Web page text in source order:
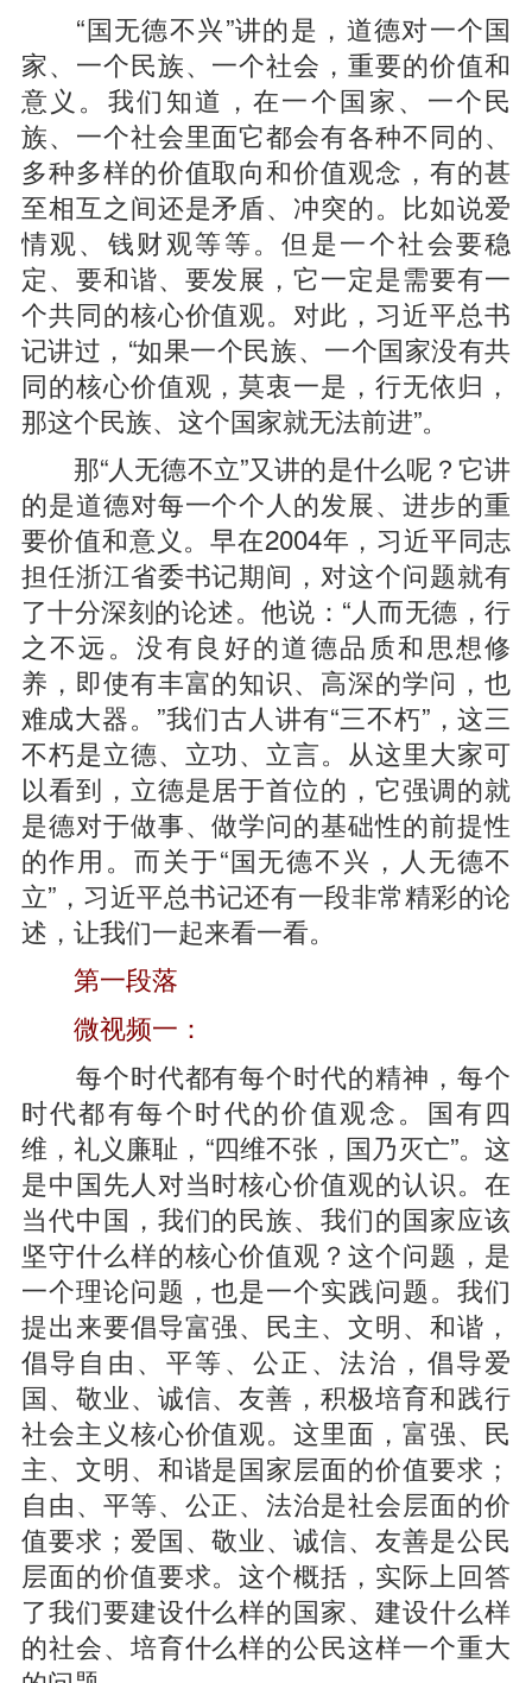
“国无德不兴”讲的是，道德对一个国
家、一个民族、一个社会，重要的价值和
意义。我们知道，在一个国家、一个民
族、一个社会里面它都会有各种不同的、
多种多样的价值取向和价值观念，有的甚
至相互之间还是矛盾、冲突的。比如说爱
情观、钱财观等等。但是一个社会要稳
定、要和谐、要发展，它一定是需要有一
个共同的核心价值观。对此，习近平总书
记讲过，“如果一个民族、一个国家没有共
同的核心价值观，莫衷一是，行无依归，
那这个民族、这个国家就无法前进”。
那“人无德不立”又讲的是什么呢？它讲
的是道德对每一个个人的发展、进步的重
要价值和意义。早在2004年，习近平同志
担任浙江省委书记期间，对这个问题就有
了十分深刻的论述。他说：“人而无德，行
之不远。没有良好的道德品质和思想修
养，即使有丰富的知识、高深的学问，也
难成大器。”我们古人讲有“三不朽”，这三
不朽是立德、立功、立言。从这里大家可
以看到，立德是居于首位的，它强调的就
是德对于做事、做学问的基础性的前提性
的作用。而关于“国无德不兴，人无德不
立”，习近平总书记还有一段非常精彩的论
述，让我们一起来看一看。
第一段落
微视频一：
每个时代都有每个时代的精神，每个
时代都有每个时代的价值观念。国有四
维，礼义廉耻，“四维不张，国乃灭亡”。这
是中国先人对当时核心价值观的认识。在
当代中国，我们的民族、我们的国家应该
坚守什么样的核心价值观？这个问题，是
一个理论问题，也是一个实践问题。我们
提出来要倡导富强、民主、文明、和谐，
倡导自由、平等、公正、法治，倡导爱
国、敬业、诚信、友善，积极培育和践行
社会主义核心价值观。这里面，富强、民
主、文明、和谐是国家层面的价值要求；
自由、平等、公正、法治是社会层面的价
值要求；爱国、敬业、诚信、友善是公民
层面的价值要求。这个概括，实际上回答
了我们要建设什么样的国家、建设什么样
的社会、培育什么样的公民这样一个重大